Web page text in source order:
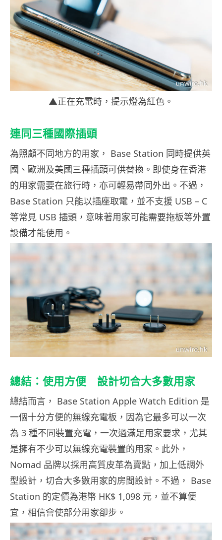
▲正在充電時，提示燈為紅色。
連同三種國際插頭
為照顧不同地方的用家， Base Station 同時提供英
國、歐洲及美國三種插頭可供替換。即使身在香港
的用家需要在旅行時，亦可輕易帶同外出。不過，
Base Station 只能以插座取電，並不支援 USB – C
等常見 USB 插頭，意味著用家可能需要拖板等外置
設備才能使用。
總結：使用方便 設計切合大多數用家
總結而言， Base Station Apple Watch Edition 是
一個十分方便的無線充電板，因為它最多可以一次
為 3 種不同裝置充電，一次過滿足用家要求，尤其
是擁有不少可以無線充電裝置的用家。此外，
Nomad 品牌以採用高質皮革為賣點，加上低調外
型設計，切合大多數用家的房間設計。不過， Base
Station 的定價為港幣 HK$ 1,098 元，並不算便
宜，相信會使部分用家卻步。